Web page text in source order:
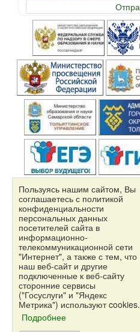
Независимая
оценка качества
Пользуясь нашим сайтом, Вы
соглашаетесь с политикой
конфиденциальности
персональных данных
посетителей сайта в
информационно-
телекоммуникационной сети
"Интернет", а также с тем, что
наш веб-сайт и другие
подключенные к веб-сайту
сторонние сервисы
("Госуслуги" и "Яндекс
Метрика") используют cookies.
Подробнее